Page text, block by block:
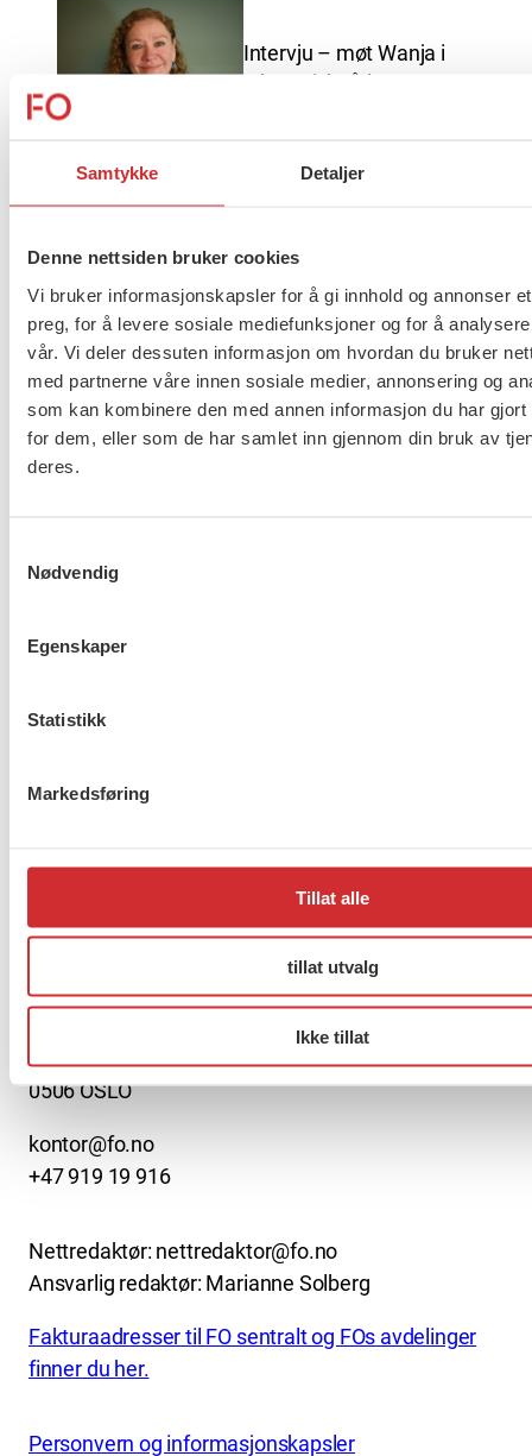
Samtykke Detaljer
Denne nettsiden bruker cookies
Vi bruker informasjonskapsler for å gi innhold og annonser
preg, for å levere sosiale mediefunksjoner og for å
vår. Vi deler dessuten informasjon om hvordan du bruker
med partnerne våre innen sosiale medier, annonsering og
som kan kombinere den med annen informasjon du har gjort
for dem, eller som de har samlet inn gjennom din bruk av
deres.
Nødvendig
Egenskaper
Statistikk
Markedsføring
Tillat alle
tillat utvalg
Ikke tillat
Intervju – møt Wanja i
yrkesetisk råd
Brudd i lønnsoppgjøret for
ansatte innen barnevern,
omsorg og asylmottak (NHO
453)
About us (English)
FO (Fellesorganisasjonen)
Pb. 4693 Sofienberg
0506 OSLO
kontor@fo.no
+47 919 19 916
Nettredaktør: nettredaktor@fo.no
Ansvarlig redaktør: Marianne Solberg
Fakturaadresser til FO sentralt og FOs avdelinger
finner du her.
Personvern og informasjonskapsler